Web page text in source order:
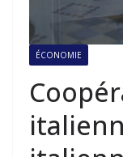
ÉCONOMIE